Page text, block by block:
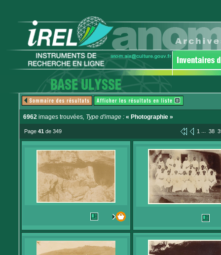
6962 images trouvées, Type d'image : « Photographie »
Page 41 de 349 1 ... 38